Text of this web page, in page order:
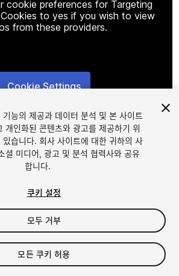
cookie preferences for Targeting
to yes if you wish to view
from these providers.
Cookie Settings
past week
능의 제공과 데이터 분석 및 본 사이트
개인화된 콘텐츠와 광고를 제공하기 위
습니다. 회사 사이트에 대한 귀하의 사
셜 미디어, 광고 및 분석 협력사와 공유
합니다.
쿠키 설정
모두 거부
모든 쿠키 허용